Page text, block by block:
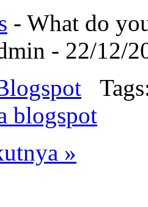
- What do
- 22/12/
blogspot
»